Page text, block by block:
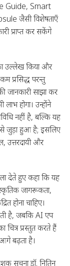
Guide, Smart
जैसी विशेषताएँ
प्राप्त कर सकेंगे
उल्लेख किया और
प्रसिद्ध परन्तु
जानकारी साझा कर
होगा। उन्होंने
नहीं है, बल्कि यह
से जुड़ा हुआ है; इसलिए
उत्तरदायी और
देते हुए कहा कि यह
जागरूकता,
होना चाहिए।
है, जबकि AI एप
चित्र प्रस्तुत करते हैं
बढ़ता है।
सूचना डॉ. नितिन